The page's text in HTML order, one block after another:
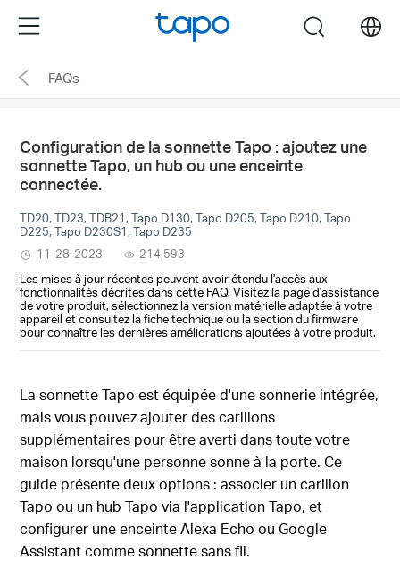
the
navigation
Menu search
FAQs
Configuration de la sonnette Tapo : ajoutez une
sonnette Tapo, un hub ou une enceinte
connectée.
TD20, TD23, TDB21, Tapo D130, Tapo D205, Tapo D210, Tapo
D225, Tapo D230S1, Tapo D235
11-28-2023
214,593
Les mises à jour récentes peuvent avoir étendu l'accès aux
fonctionnalités décrites dans cette FAQ. Visitez la page d'assistance
de votre produit, sélectionnez la version matérielle adaptée à votre
appareil et consultez la fiche technique ou la section du firmware
pour connaître les dernières améliorations ajoutées à votre produit.
La sonnette Tapo est équipée d'une sonnerie intégrée,
mais vous pouvez ajouter des carillons
supplémentaires pour être averti dans toute votre
maison lorsqu'une personne sonne à la porte. Ce
guide présente deux options : associer un carillon
Tapo ou un hub Tapo via l'application Tapo, et
configurer une enceinte Alexa Echo ou Google
Assistant comme sonnette sans fil.